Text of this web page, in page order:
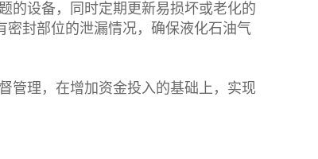
的设备，同时定期更新易损坏或老化的
封部位的泄漏情况，确保液化石油气
管理，在增加资金投入的基础上，实现